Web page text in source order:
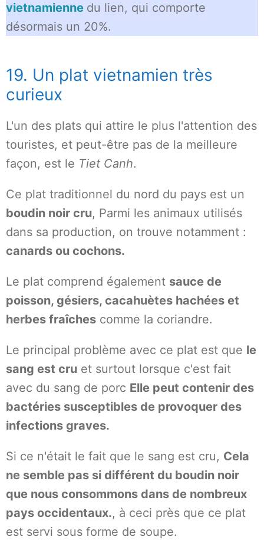
vietnamienne du lien, qui comporte
désormais un 20%.
19. Un plat vietnamien très
curieux
L'un des plats qui attire le plus l'attention des
touristes, et peut-être pas de la meilleure
façon, est le Tiet Canh.
Ce plat traditionnel du nord du pays est un
boudin noir cru, Parmi les animaux utilisés
dans sa production, on trouve notamment :
canards ou cochons.
Le plat comprend également sauce de
poisson, gésiers, cacahuètes hachées et
herbes fraîches comme la coriandre.
Le principal problème avec ce plat est que le
sang est cru et surtout lorsque c'est fait
avec du sang de porc Elle peut contenir des
bactéries susceptibles de provoquer des
infections graves.
Si ce n'était le fait que le sang est cru, Cela
ne semble pas si différent du boudin noir
que nous consommons dans de nombreux
pays occidentaux., à ceci près que ce plat
est servi sous forme de soupe.